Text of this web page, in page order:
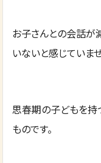
お子さんとの会話が
いないと感じていま
思春期の子どもを持
ものです。